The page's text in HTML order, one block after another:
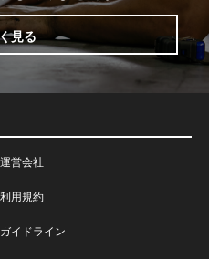
見る
運営会社
利用規約
ガイドライン